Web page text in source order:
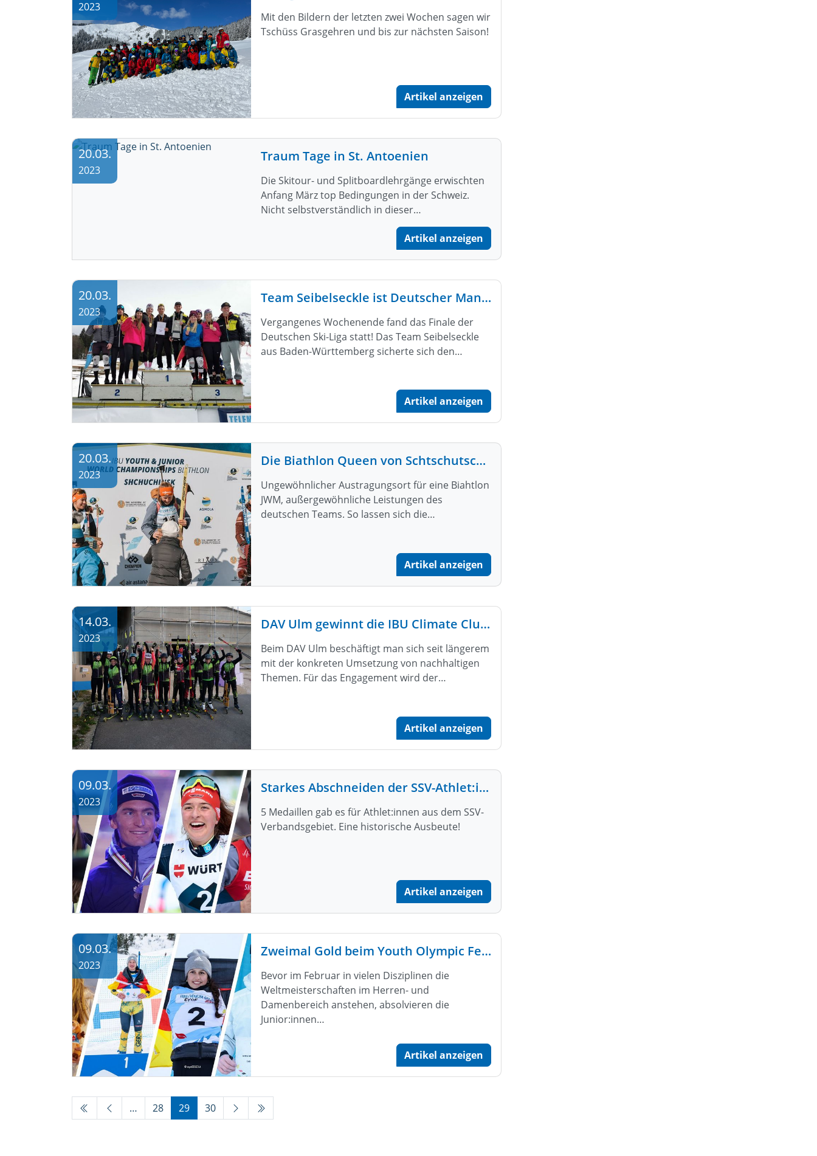
Mit den Bildern der letzten zwei Wochen sagen wir
Tschüss Grasgehren und bis zur nächsten Saison!
Artikel anzeigen
2023
Traum Tage in St. Antoenien
Die Skitour- und Splitboardlehrgänge erwischten
Anfang März top Bedingungen in der Schweiz.
Nicht selbstverständlich in dieser…
Artikel anzeigen
20.03.
2023
Team Seibelseckle ist Deutscher Mannschaftsmeister 2023!
Vergangenes Wochenende fand das Finale der
Deutschen Ski-Liga statt! Das Team Seibelseckle
aus Baden-Württemberg sicherte sich den…
Artikel anzeigen
20.03.
2023
Die Biathlon Queen von Schtschutschinsk
Ungewöhnlicher Austragungsort für eine Biahtlon
JWM, außergewöhnliche Leistungen des
deutschen Teams. So lassen sich die…
Artikel anzeigen
20.03.
2023
DAV Ulm gewinnt die IBU Climate Club Trophy
Beim DAV Ulm beschäftigt man sich seit längerem
mit der konkreten Umsetzung von nachhaltigen
Themen. Für das Engagement wird der…
Artikel anzeigen
14.03.
2023
Starkes Abschneiden der SSV-Athlet:innen bei der Nordischen Ski-WM in Planica
5 Medaillen gab es für Athlet:innen aus dem SSV-
Verbandsgebiet. Eine historische Ausbeute!
Artikel anzeigen
09.03.
2023
Zweimal Gold beim Youth Olympic Festival
Bevor im Februar in vielen Disziplinen die
Weltmeisterschaften im Herren- und
Damenbereich anstehen, absolvieren die
Junior:innen…
Artikel anzeigen
09.03.
2023
… 28 29 30